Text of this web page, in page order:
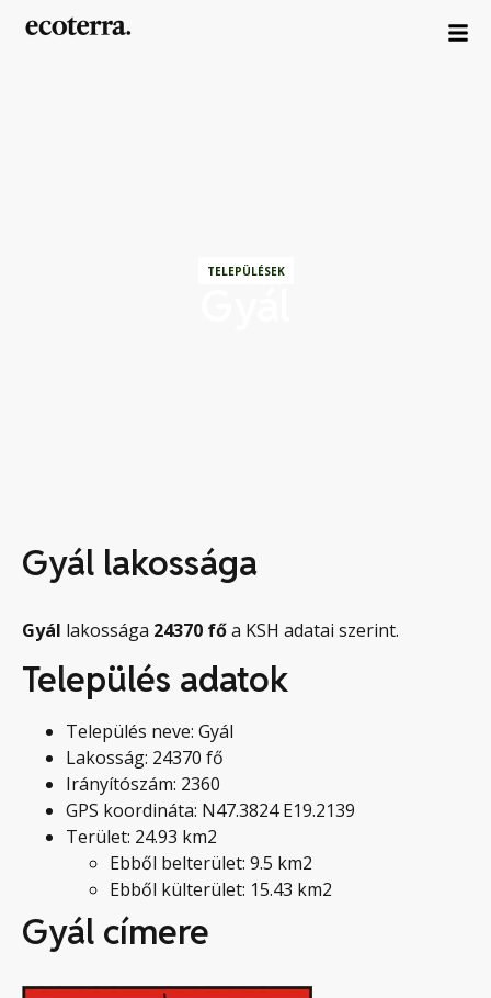
TELEPÜLÉSEK
Gyál lakossága
Gyál lakossága 24370 főa KSH adatai szerint.
Település adatok
Település neve: Gyál
Lakosság: 24370 fő
Irányítószám: 2360
GPS koordináta: N47.3824 E19.2139
Terület: 24.93 km2
Ebből belterület: 9.5 km2
Ebből külterület: 15.43 km2
Gyál címere